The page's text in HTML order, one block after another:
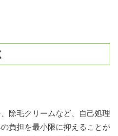
除毛クリームなど、自己処理
負担を最小限に抑えることが